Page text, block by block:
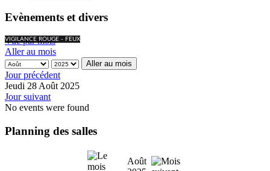
Evènements et divers
VIGILANCE ROUGE - FEUX
Vue par mois
Aller au mois
Aller au mois
Jour précédent
Jeudi 28 Août 2025
Jour suivant
No events were found
Planning des salles
Août